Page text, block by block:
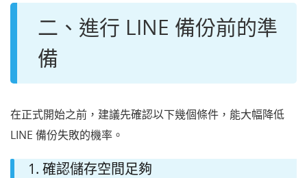
二、進行 LINE 備份前的準
備
在正式開始之前，建議先確認以下幾個條件，能大幅降低
LINE 備份失敗的機率。
1. 確認儲存空間足夠